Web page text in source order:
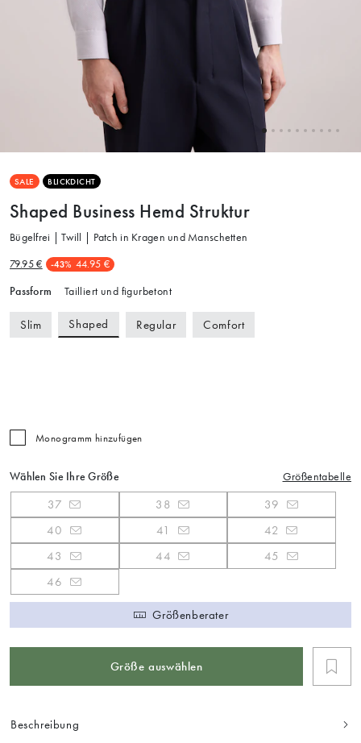
SALE BLICKDICHT
Shaped Business Hemd Struktur
Bügelfrei | Twill | Patch in Kragen und Manschetten
79.95 € -43% 44.95 €
Passform Tailliert und figurbetont
Slim Shaped Regular Comfort
Monogramm hinzufügen
Wählen Sie Ihre Größe Größentabelle
37 38
39
40
41
42
43
44
45
46
Größenberater
Größe auswählen
Beschreibung